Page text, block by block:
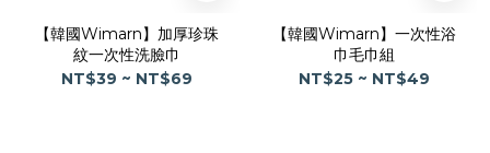
【韓國Wimarn】加厚珍珠
紋一次性洗臉巾
NT$39 ~ NT$69
【韓國Wimarn】一次性浴
巾毛巾組
NT$25 ~ NT$49